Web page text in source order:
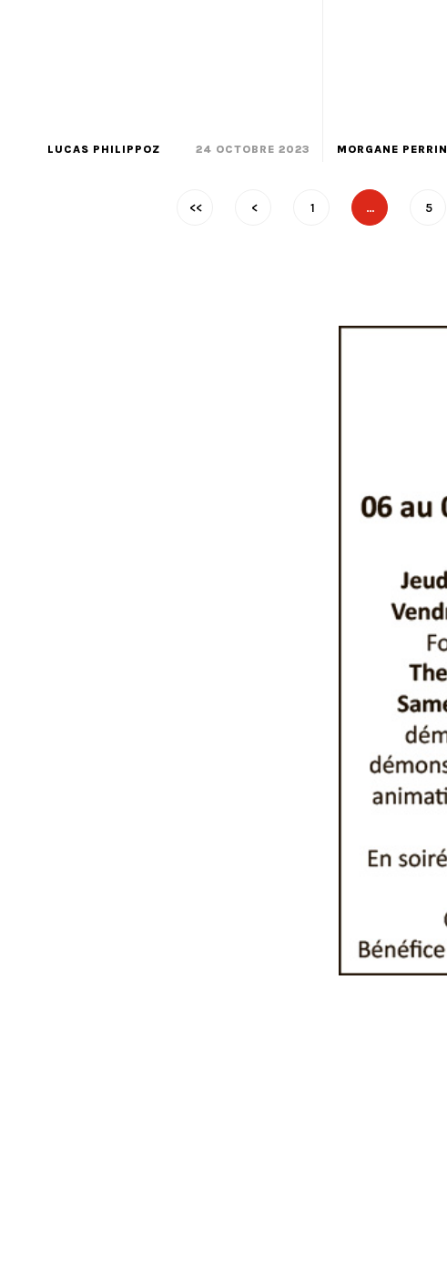
LUCAS PHILIPPOZ 24 OCTOBRE 2023 MORGANE PERRIN
<< < 1 … 5